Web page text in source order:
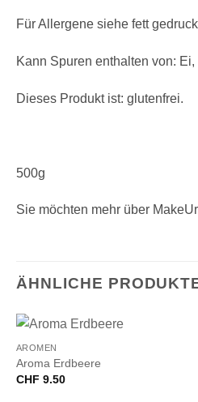
Für Allergene siehe fett
Kann Spuren enthalten von: Ei,
Dieses Produkt ist: glutenfrei.
500g
Sie möchten mehr über
ÄHNLICHE
AROMEN
Aroma Erdbeere
CHF 9.50